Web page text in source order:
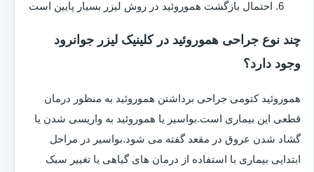
احتمال بازگشت هموروئید در روش لیزر بسیار پایین است
چند نوع جراحی هموروئید در کلینیک لیزر جوانرود
وجود دارد؟
هموروئید کتومی جراحی برداشتن هموروئید به منظور درمان
قطعی این بیماری است.بواسیر یا هموروئید به واریسی شدن یا
گشاد شدن عروق در مقعد گفته می شود.بواسیر در مراحل
ابتدایی بیماری با استفاده از درمان های گیاهی یا تغییر سبک